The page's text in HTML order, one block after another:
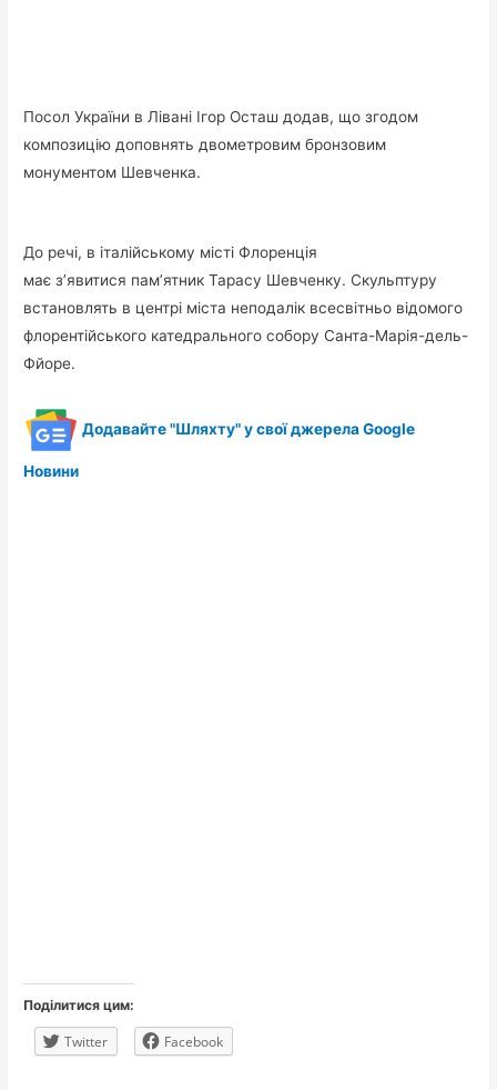
Посол України в Лівані Ігор Осташ додав, що згодом
композицію доповнять двометровим бронзовим
монументом Шевченка.
До речі, в італійському місті Флоренція
має з’явитися пам’ятник Тарасу Шевченку. Скульптуру
встановлять в центрі міста неподалік всесвітньо відомого
флорентійського катедрального собору Санта-Марія-дель-
Фйоре.
Додавайте "Шляхту" у свої джерела Google
Новини
Поділитися цим:
Twitter Facebook